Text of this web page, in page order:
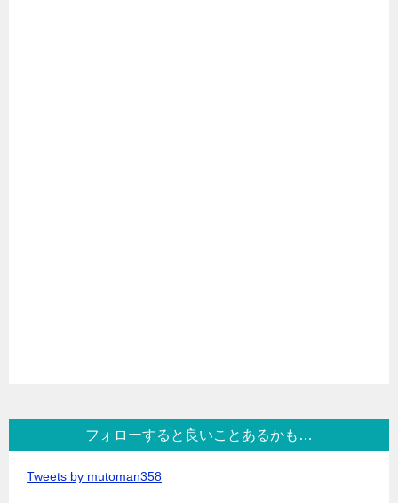
フォローすると良いことあるかも…
Tweets by mutoman358